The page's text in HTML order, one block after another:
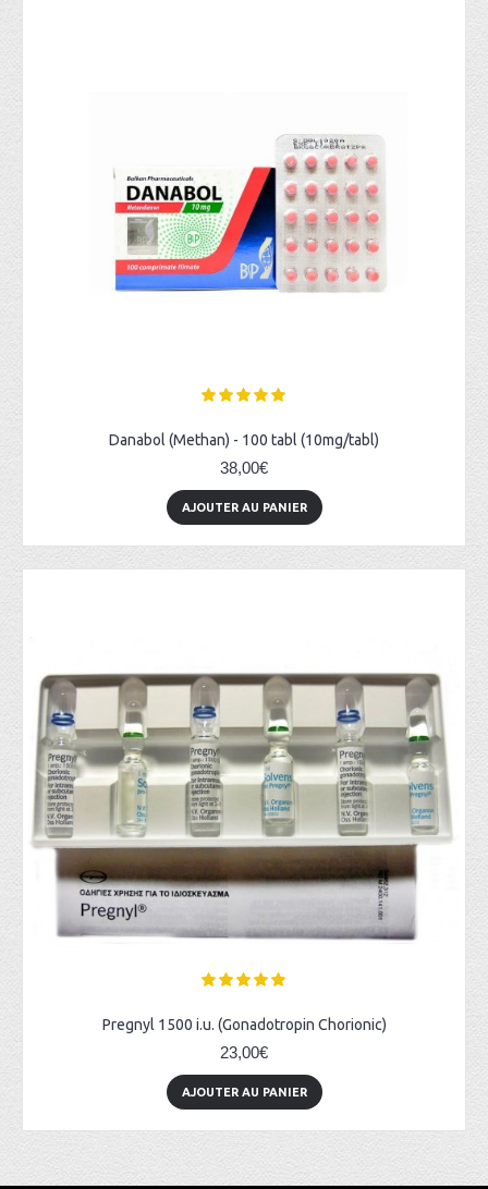
Danabol (Methan) - 100 tabl (10mg/tabl)
38,00€
AJOUTER AU PANIER
Pregnyl 1500 i.u. (Gonadotropin Chorionic)
23,00€
AJOUTER AU PANIER